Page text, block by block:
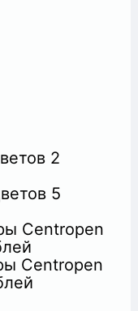
2
5
Centropen
Centropen